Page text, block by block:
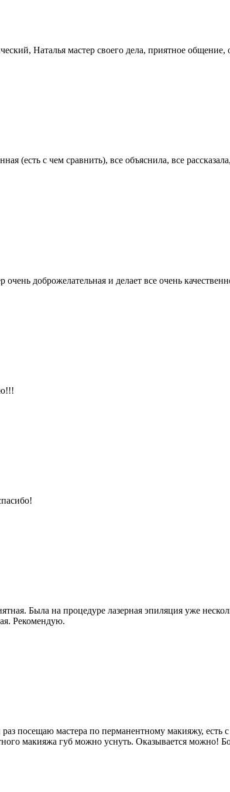
Наталья мастер своего дела, приятное
(есть с чем сравнить), все объяснила, все
доброжелательная и делает все очень
Была на процедуре лазерная эпиляция уже
Рекомендую.
посещаю мастера по перманентному макияжу, есть с
макияжа губ можно уснуть. Оказывается можно!